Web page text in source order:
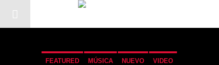
FEATURED MÚSICA NUEVO VIDEO